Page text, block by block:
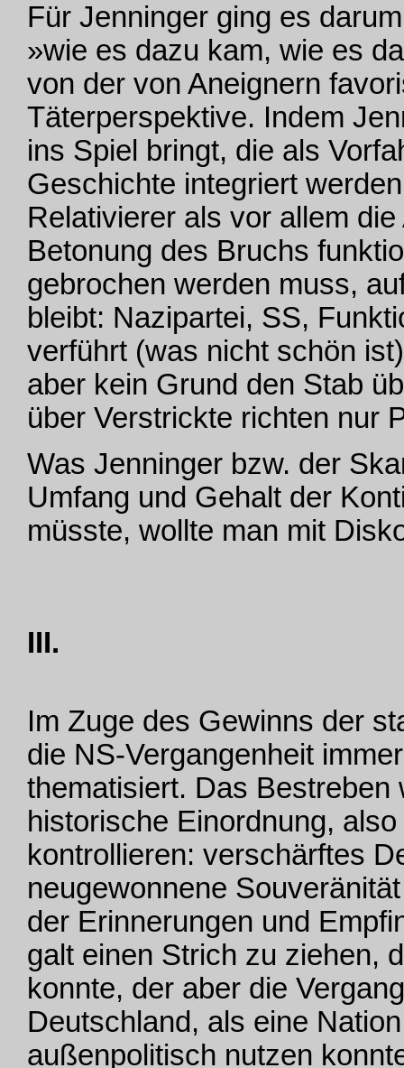
Für Jenninger ging es
»wie es dazu kam, wie es
von der von Aneignern
Täterperspektive. Indem
ins Spiel bringt, die als
Geschichte integriert
Relativierer als vor allem
Betonung des Bruchs
gebrochen werden muss,
bleibt: Nazipartei, SS,
verführt (was nicht schön
aber kein Grund den Stab
über Verstrickte richten nur
Was Jenninger bzw. der
Umfang und Gehalt der
müsste, wollte man mit
III.
Im Zuge des Gewinns der
die NS-Vergangenheit
thematisiert. Das Bestreben
historische Einordnung,
kontrollieren: verschärftes
neugewonnene
der Erinnerungen und
galt einen Strich zu ziehen,
konnte, der aber die
Deutschland, als eine
außenpolitisch nutzen